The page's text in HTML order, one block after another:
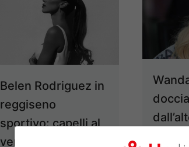
Belen Rodriguez in
reggiseno
sportivo: capelli al
vento, e non solo –